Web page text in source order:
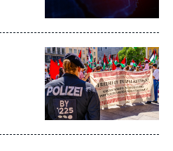
Image
principale